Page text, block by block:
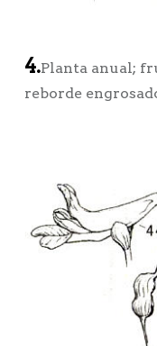
4.Planta anual;
reborde